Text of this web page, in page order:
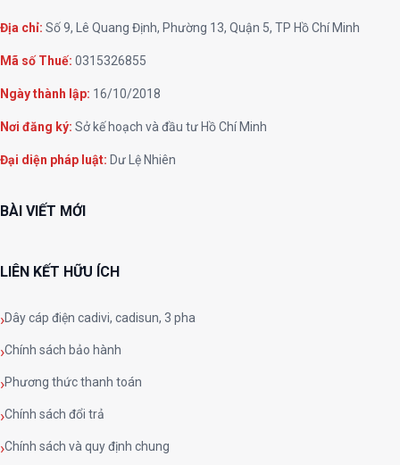
Địa chỉ: Số 9, Lê Quang Định, Phường 13, Quận 5, TP Hồ Chí Minh
Mã số Thuế: 0315326855
Ngày thành lập: 16/10/2018
Nơi đăng ký: Sở kế hoạch và đầu tư Hồ Chí Minh
Đại diện pháp luật: Dư Lệ Nhiên
BÀI VIẾT MỚI
LIÊN KẾT HỮU ÍCH
Dây cáp điện cadivi, cadisun, 3 pha
Chính sách bảo hành
Phương thức thanh toán
Chính sách đổi trả
Chính sách và quy định chung